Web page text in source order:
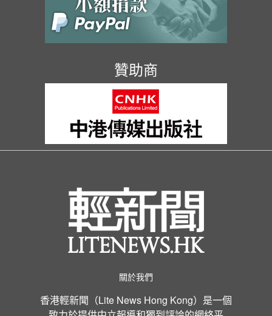
贊助商
關於我們
香港輕新聞（Lite News Hong Kong）是一個